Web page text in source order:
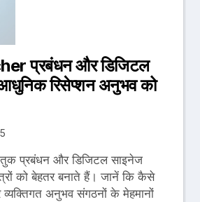
प्रबंधन और डिजिटल
रिसेप्शन अनुभव को
प्रबंधन और डिजिटल साइनेज
को बेहतर बनाते हैं। जानें कि कैसे
व्यक्तिगत अनुभव संगठनों के मेहमानों